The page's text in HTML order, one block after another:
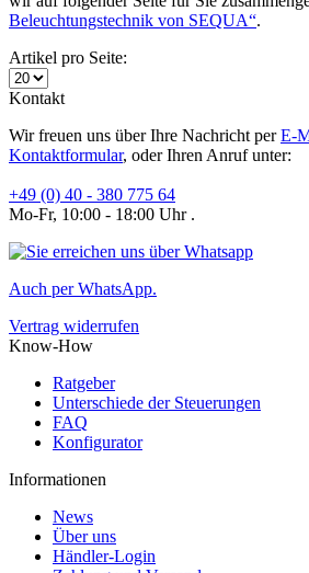
Beleuchtungstechnik von SEQUA“.
Artikel pro Seite:
Kontakt
Wir freuen uns über Ihre Nachricht perE-
Kontaktformular, oder Ihren Anruf unter:
+49 (0) 40 - 380 775 64
Mo-Fr, 10:00 - 18:00 Uhr .
Auch per WhatsApp.
Vertrag widerrufen
Know-How
Ratgeber
Unterschiede der Steuerungen
FAQ
Konfigurator
Informationen
News
Über uns
Händler-Login